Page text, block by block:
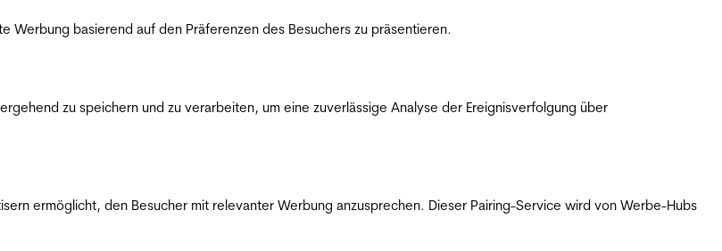
basierend auf den Präferenzen des Besuchers zu präsentieren.
zu speichern und zu verarbeiten, um eine zuverlässige Analyse der Ereignisverfolgung über
ermöglicht, den Besucher mit relevanter Werbung anzusprechen. Dieser Pairing-Service wird von Werbe-Hubs